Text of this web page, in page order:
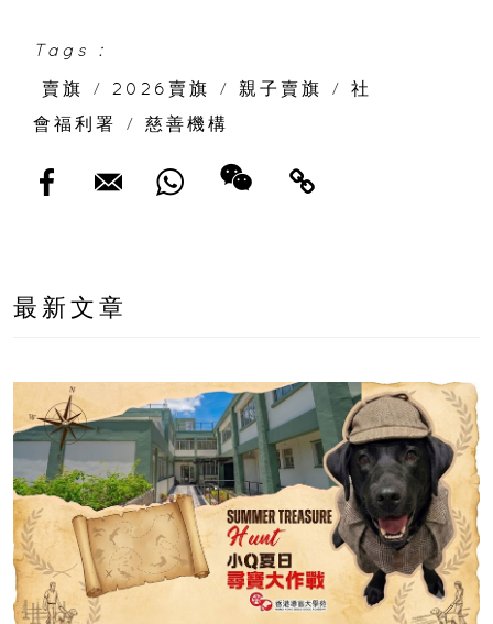
Tags :
賣旗
/ 2026賣旗 / 親子賣旗 /
社
會福利署
/ 慈善機構
最新文章